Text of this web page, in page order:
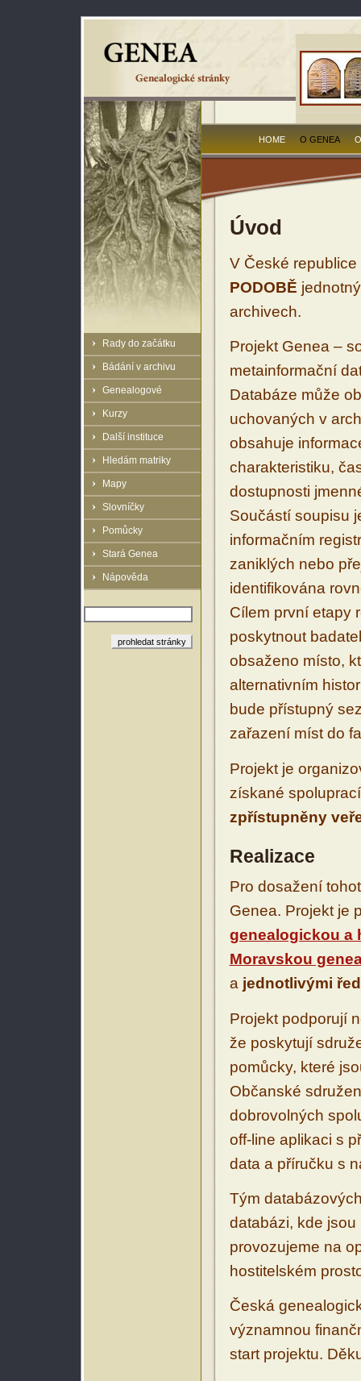
Rady do začátku
Bádání v archivu
Genealogové
Kurzy
Další instituce
Hledám matriky
Mapy
Slovníčky
Pomůcky
Stará Genea
Nápověda
HOME O GENEA
Úvod
V České
PODOBĚ
archivech.
Projekt Genea –
metainformační
Databáze může
uchovaných v
obsahuje
charakteristiku,
dostupnosti
Součástí soupisu
informačním
zaniklých nebo
identifikována
Cílem první etapy
poskytnout
obsaženo místo,
alternativním
bude přístupný
zařazení míst do
Projekt je
získané
zpřístupněny
Realizace
Pro dosažení
Genea. Projekt je
genealogickou a
Moravskou
a jednotlivými
Projekt podporují
že poskytují
pomůcky, které
Občanské
dobrovolných
off-line aplikaci s
data a příručku s
Tým
databázi, kde
provozujeme na
hostitelském
Česká
významnou
start projektu.